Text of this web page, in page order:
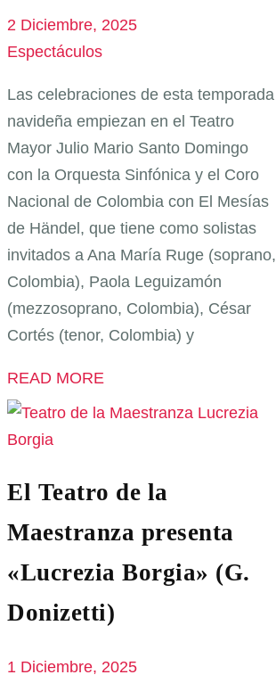
2 Diciembre, 2025
Espectáculos
Las celebraciones de esta temporada
navideña empiezan en el Teatro
Mayor Julio Mario Santo Domingo
con la Orquesta Sinfónica y el Coro
Nacional de Colombia con El Mesías
de Händel, que tiene como solistas
invitados a Ana María Ruge (soprano,
Colombia), Paola Leguizamón
(mezzosoprano, Colombia), César
Cortés (tenor, Colombia) y
READ MORE
El Teatro de la
Maestranza presenta
«Lucrezia Borgia» (G.
Donizetti)
1 Diciembre, 2025